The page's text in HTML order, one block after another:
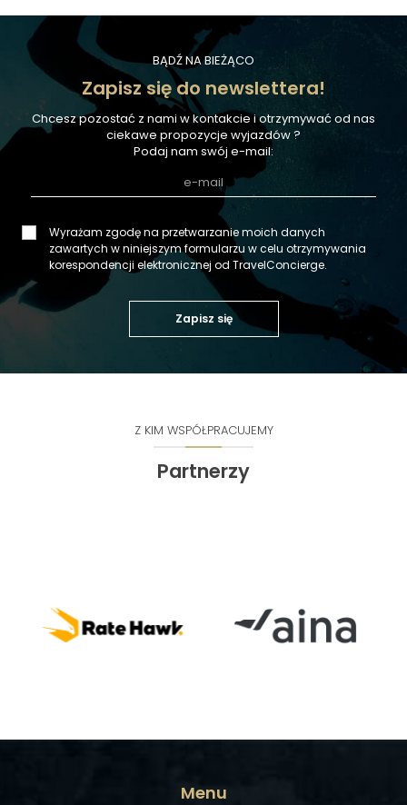
BĄDŹ NA BIEŻĄCO
Zapisz się do newslettera!
Chcesz pozostać z nami w kontakcie i otrzymywać od nas
ciekawe propozycje wyjazdów ?
Podaj nam swój e-mail:
Wyrażam zgodę na przetwarzanie moich danych
zawartych w niniejszym formularzu w celu otrzymywania
korespondencji elektronicznej od TravelConcierge.
Zapisz się
Z KIM WSPÓŁPRACUJEMY
Partnerzy
Menu